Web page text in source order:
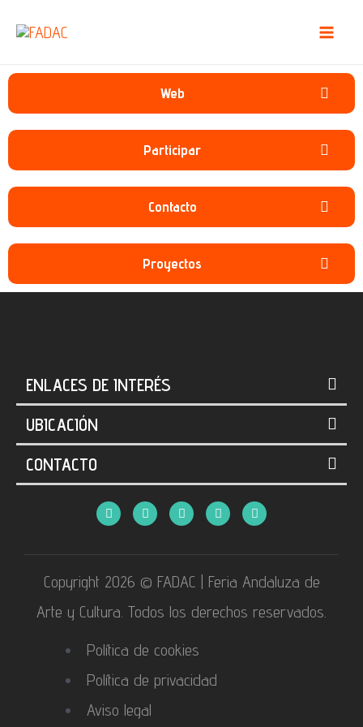
Web
Participar
Contacto
Proyectos
ENLACES DE INTERÉS
UBICACIÓN
CONTACTO
Copyright 2026 © FADAC | Feria Andaluza de
Arte y Cultura. Todos los derechos reservados.
Política de cookies
Política de privacidad
Aviso legal